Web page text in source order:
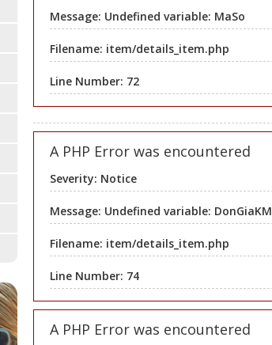
Message: Undefined variable: MaSo
Filename: item/details_item.php
Line Number: 72
A PHP Error was encountered
Severity: Notice
Message: Undefined variable: DonGiaKM
Filename: item/details_item.php
Line Number: 74
A PHP Error was encountered